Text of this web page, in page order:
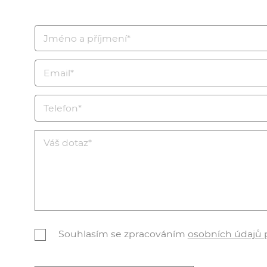
Souhlasím se zpracováním osobních údajů